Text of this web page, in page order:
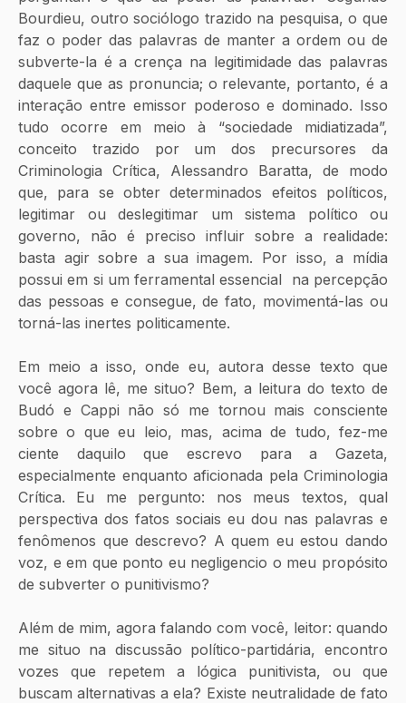
Bourdieu, outro sociólogo trazido na pesquisa, o que
faz o poder das palavras de manter a ordem ou de
subverte-la é a crença na legitimidade das palavras
daquele que as pronuncia; o relevante, portanto, é a
interação entre emissor poderoso e dominado. Isso
tudo ocorre em meio à “sociedade midiatizada”,
conceito trazido por um dos precursores da
Criminologia Crítica, Alessandro Baratta, de modo
que, para se obter determinados efeitos políticos,
legitimar ou deslegitimar um sistema político ou
governo, não é preciso influir sobre a realidade:
basta agir sobre a sua imagem. Por isso, a mídia
possui em si um ferramental essencial  na percepção
das pessoas e consegue, de fato, movimentá-las ou
torná-las inertes politicamente.
Em meio a isso, onde eu, autora desse texto que
você agora lê, me situo? Bem, a leitura do texto de
Budó e Cappi não só me tornou mais consciente
sobre o que eu leio, mas, acima de tudo, fez-me
ciente daquilo que escrevo para a Gazeta,
especialmente enquanto aficionada pela Criminologia
Crítica. Eu me pergunto: nos meus textos, qual
perspectiva dos fatos sociais eu dou nas palavras e
fenômenos que descrevo? A quem eu estou dando
voz, e em que ponto eu negligencio o meu propósito
de subverter o punitivismo?
Além de mim, agora falando com você, leitor: quando
me situo na discussão político-partidária, encontro
vozes que repetem a lógica punitivista, ou que
buscam alternativas a ela? Existe neutralidade de fato